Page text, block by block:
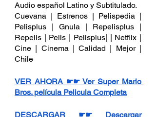
Audio español Latino y Subtitulado.
Cuevana | Estrenos | Pelispedia |
Pelisplus | Gnula | Repelisplus |
Repelis | Pelis | Pelisplus| | Netflix |
Cine | Cinema | Calidad | Mejor |
Chile
VER AHORA ☛☛ Ver Super Mario
Bros. película Pelicula Completa
DESCARGAR ☛☛ Descargar